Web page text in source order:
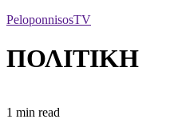
PeloponnisosTV
ΠΟΛΙΤΙΚΗ
1 min read